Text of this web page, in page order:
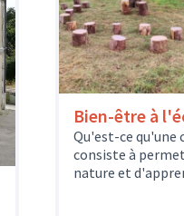
Bien-être à
Qu'est-ce qu'une
consiste à
nature et